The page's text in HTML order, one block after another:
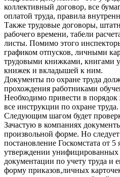
коллективный договор, все
оплатой труда, правила
Также трудовые договоры,
рабочего времени, табели
листы. Помимо этого
графиком отпусков, личными
трудовыми книжками, книгами
книжек и вкладышей к ним.
Документы по охране труда
прохождения работниками
Необходимо привести в
все инструкции по охране труда.
Следующим шагом будет
Зачастую в компаниях
произвольной форме. Но
постановление Госкомстата от
утверждении
документации по учету труда и
форму приказов,личных